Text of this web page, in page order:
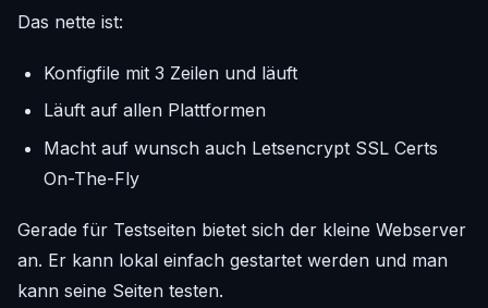
Das nette ist:
Konfigfile mit 3 Zeilen und läuft
Läuft auf allen Plattformen
Macht auf wunsch auch Letsencrypt SSL Certs
On-The-Fly
Gerade für Testseiten bietet sich der kleine Webserver
an. Er kann lokal einfach gestartet werden und man
kann seine Seiten testen.